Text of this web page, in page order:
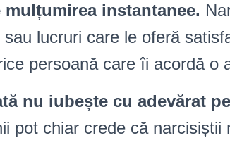
mulțumirea instantanee.
sau lucruri care le oferă
persoană care îi acordă o
nu iubește cu adevărat
pot chiar crede că